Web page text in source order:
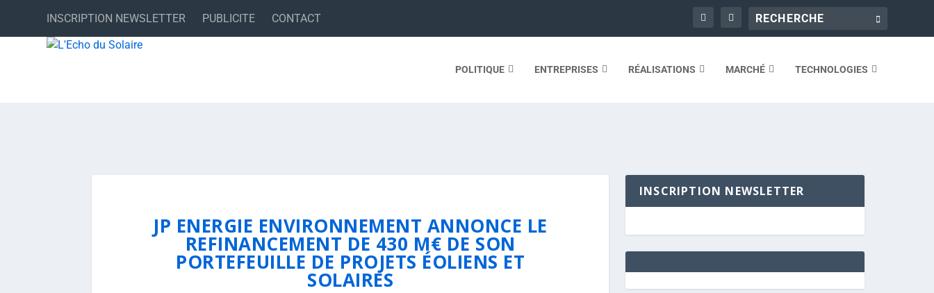
INSCRIPTION NEWSLETTER PUBLICITE CONTACT
POLITIQUE ENTREPRISES RÉALISATIONS MARCHÉ TECHNOLOGIES
JP ENERGIE ENVIRONNEMENT ANNONCE LE
REFINANCEMENT DE 430 M€ DE SON
PORTEFEUILLE DE PROJETS ÉOLIENS ET
SOLAIRES
INSCRIPTION NEWSLETTER